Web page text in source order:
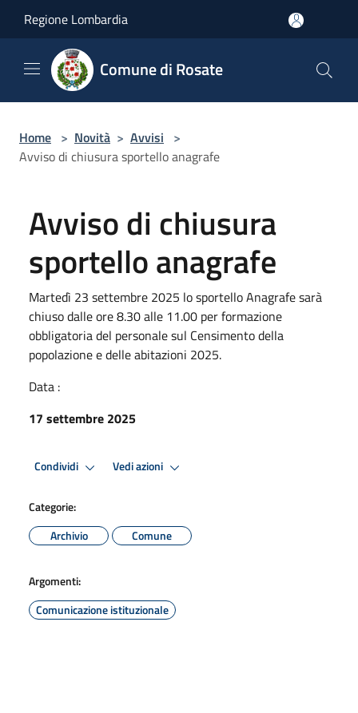
Regione Lombardia
Comune di Rosate
Home > Novità > Avvisi >
Avviso di chiusura sportello anagrafe
Avviso di chiusura
sportello anagrafe
Martedì 23 settembre 2025 lo sportello Anagrafe sarà
chiuso dalle ore 8.30 alle 11.00 per formazione
obbligatoria del personale sul Censimento della
popolazione e delle abitazioni 2025.
Data :
17 settembre 2025
Condividi Vedi azioni
Categorie:
Archivio
Comune
Argomenti:
Comunicazione istituzionale